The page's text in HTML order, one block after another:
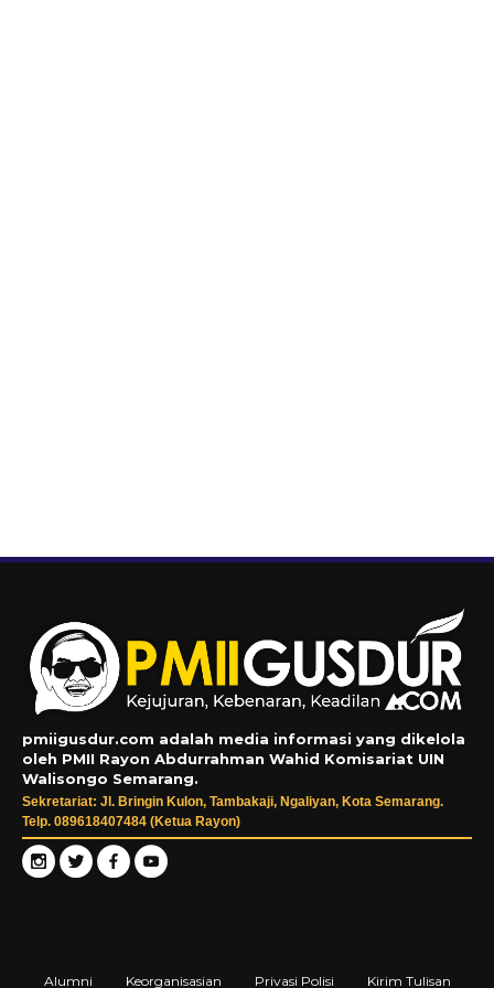
pmiigusdur.com adalah media informasi yang dikelola
oleh PMII Rayon Abdurrahman Wahid Komisariat UIN
Walisongo Semarang.
Sekretariat: Jl. Bringin Kulon, Tambakaji, Ngaliyan, Kota Semarang.
Telp. 089618407484 (Ketua Rayon)
Alumni Keorganisasian Privasi Polisi Kirim Tulisan